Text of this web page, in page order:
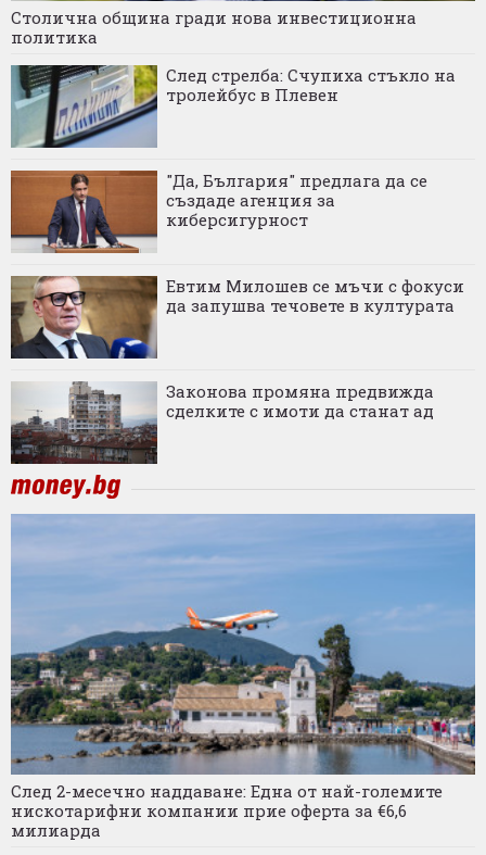
Столична община гради нова инвестиционна
политика
След стрелба: Счупиха стъкло на
тролейбус в Плевен
"Да, България" предлага да се
създаде агенция за
киберсигурност
Евтим Милошев се мъчи с фокуси
да запушва течовете в културата
Законова промяна предвижда
сделките с имоти да станат ад
След 2-месечно наддаване: Една от най-големите
нискотарифни компании прие оферта за €6,6
милиарда